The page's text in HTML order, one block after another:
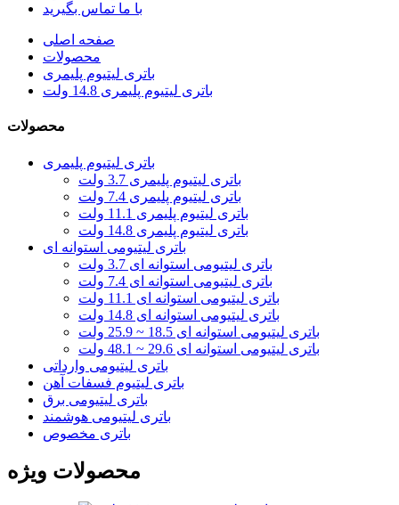
با ما تماس بگیرید
صفحه اصلی
محصولات
باتری لیتیوم پلیمری
باتری لیتیوم پلیمری 14.8 ولت
محصولات
باتری لیتیوم پلیمری
باتری لیتیوم پلیمری 3.7 ولت
باتری لیتیوم پلیمری 7.4 ولت
باتری لیتیوم پلیمری 11.1 ولت
باتری لیتیوم پلیمری 14.8 ولت
باتری لیتیومی استوانه ای
باتری لیتیومی استوانه ای 3.7 ولت
باتری لیتیومی استوانه ای 7.4 ولت
باتری لیتیومی استوانه ای 11.1 ولت
باتری لیتیومی استوانه ای 14.8 ولت
باتری لیتیومی استوانه ای 18.5 ~ 25.9 ولت
باتری لیتیومی استوانه ای 29.6 ~ 48.1 ولت
باتری لیتیومی وارداتی
باتری لیتیوم فسفات آهن
باتری لیتیومی برق
باتری لیتیومی هوشمند
باتری مخصوص
محصولات ویژه